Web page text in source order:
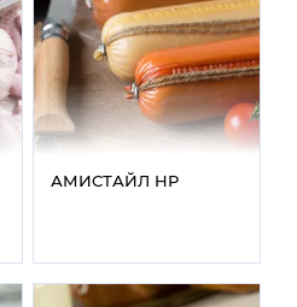
АМИСТАЙЛ НР